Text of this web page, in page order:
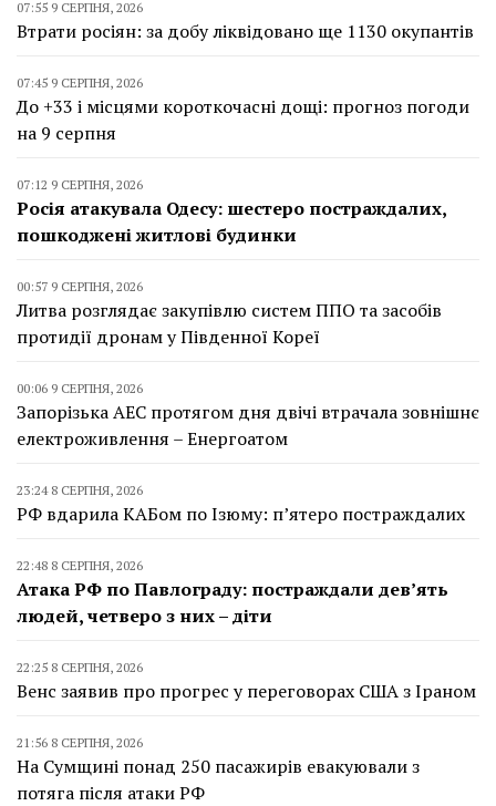
07:55 9 СЕРПНЯ, 2026
Втрати росіян: за добу ліквідовано ще 1130 окупантів
07:45 9 СЕРПНЯ, 2026
До +33 і місцями короткочасні дощі: прогноз погоди
на 9 серпня
07:12 9 СЕРПНЯ, 2026
Росія атакувала Одесу: шестеро постраждалих,
пошкоджені житлові будинки
00:57 9 СЕРПНЯ, 2026
Литва розглядає закупівлю систем ППО та засобів
протидії дронам у Південної Кореї
00:06 9 СЕРПНЯ, 2026
Запорізька АЕС протягом дня двічі втрачала зовнішнє
електроживлення – Енергоатом
23:24 8 СЕРПНЯ, 2026
РФ вдарила КАБом по Ізюму: п’ятеро постраждалих
22:48 8 СЕРПНЯ, 2026
Атака РФ по Павлограду: постраждали дев’ять
людей, четверо з них – діти
22:25 8 СЕРПНЯ, 2026
Венс заявив про прогрес у переговорах США з Іраном
21:56 8 СЕРПНЯ, 2026
На Сумщині понад 250 пасажирів евакуювали з
потяга після атаки РФ